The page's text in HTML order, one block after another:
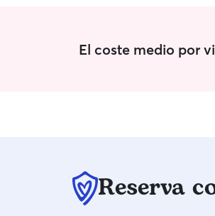
El coste medio por
Reserva